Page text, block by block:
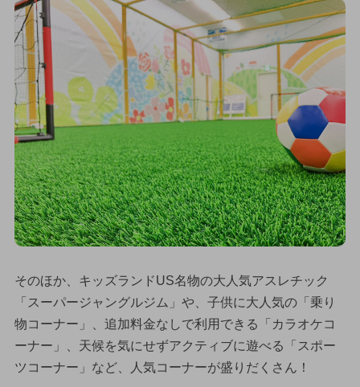
そのほか、キッズランドUS名物の大人気アスレチック
「スーパージャングルジム」や、子供に大人気の「乗り
物コーナー」、追加料金なしで利用できる「カラオケコ
ーナー」、天候を気にせずアクティブに遊べる「スポー
ツコーナー」など、人気コーナーが盛りだくさん！